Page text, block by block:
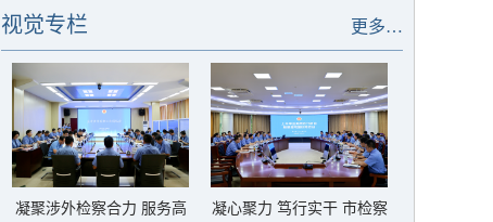
更多…
视觉专栏
凝聚涉外检察合力 服务高
凝心聚力 笃行实干 市检察